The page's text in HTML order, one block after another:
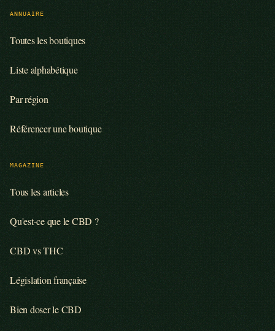
ANNUAIRE
Toutes les boutiques
Liste alphabétique
Par région
Référencer une boutique
MAGAZINE
Tous les articles
Qu'est-ce que le CBD ?
CBD vs THC
Législation française
Bien doser le CBD